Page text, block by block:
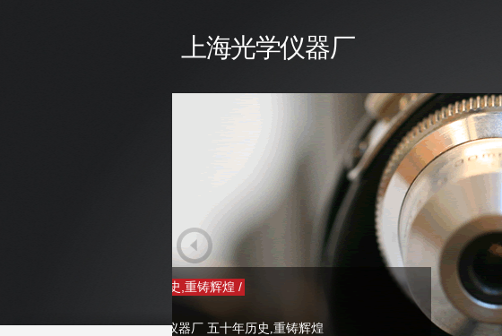
上海光学仪器厂
/ 上海光学仪器厂介绍 /
上海光学仪器厂，曾经为发展民族工业，填补国内空